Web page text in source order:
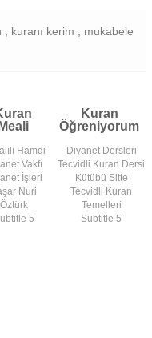
kuranı kerim , mukabele
Kuran
Öğreniyorum
Hamdi
Vakfı
İşleri
Nuri
Öztürk
5
Diyanet Dersleri
Tecvidli Kuran Dersi
Kütübü Sitte
Tecvidli Kuran
Temelleri
Subtitle 5